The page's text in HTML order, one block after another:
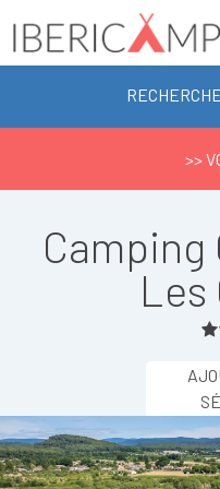
>>
Camping
Les